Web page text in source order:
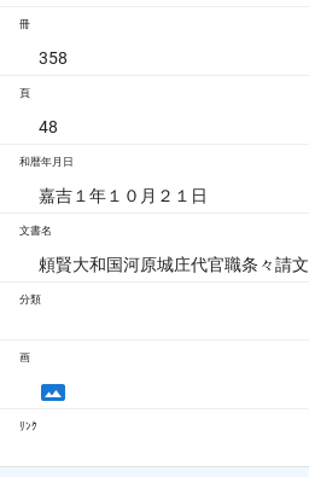
冊
358
頁
48
和暦年月日
嘉吉１年１０月２１日
文書名
頼賢大和国河原城庄代官職条々請文
分類
画
ﾘﾝｸ